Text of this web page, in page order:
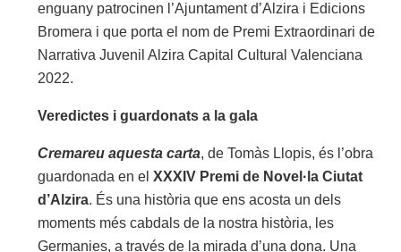
enguany patrocinen l’Ajuntament d’Alzira i Edicions
Bromera i que porta el nom de Premi Extraordinari de
Narrativa Juvenil Alzira Capital Cultural Valenciana
2022.
Veredictes i guardonats a la gala
Cremareu aquesta carta, de Tomàs Llopis, és l’obra
guardonada en elXXXIV Premi de Novel·la Ciutat
d’Alzira. És una història que ens acosta un dels
moments més cabdals de la nostra història, les
Germanies, a través de la mirada d’una dona. Una